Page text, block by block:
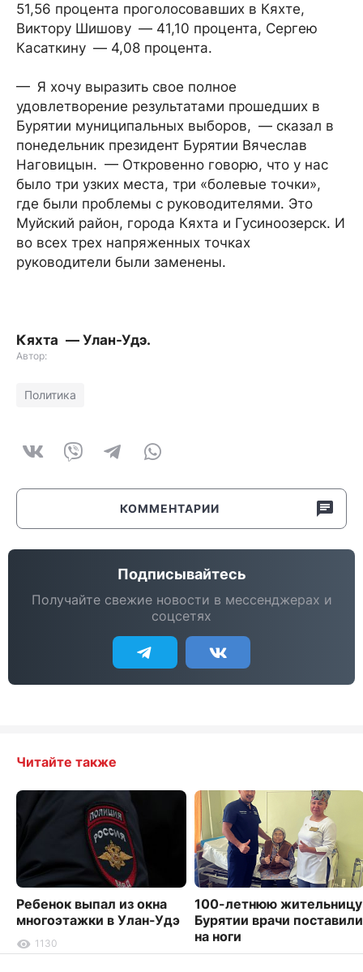
51,56 процента проголосовавших в Кяхте,
Виктору Шишову — 41,10 процента, Сергею
Касаткину — 4,08 процента.
— Я хочу выразить свое полное
удовлетворение результатами прошедших в
Бурятии муниципальных выборов, — сказал в
понедельник президент Бурятии Вячеслав
Наговицын. — Откровенно говорю, что у нас
было три узких места, три «болевые точки»,
где были проблемы с руководителями. Это
Муйский район, города Кяхта и Гусиноозерск. И
во всех трех напряженных точках
руководители были заменены.
Кяхта — Улан-Удэ.
Автор:
Политика
КОММЕНТАРИИ
Подписывайтесь
Получайте свежие новости в мессенджерах и
соцсетях
Читайте также
Ребенок выпал из окна
многоэтажки в Улан-Удэ
1130
100-летнюю жительницу
Бурятии врачи поставили
на ноги